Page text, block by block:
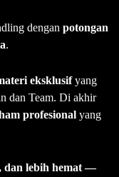
dengan potongan
.
eksklusifyang
dan Team. Di akhir
profesional yang
dan lebih hemat —